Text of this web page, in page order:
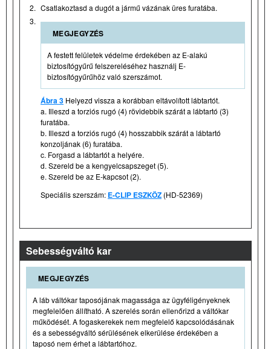
2. Csatlakoztasd a dugót a jármű vázának üres furatába.
3.
MEGJEGYZÉS
A festett felületek védelme érdekében az E-alakú
biztosítógyűrű felszereléséhez használj E-
biztosítógyűrűhöz való szerszámot.
Ábra 3 Helyezd vissza a korábban eltávolított lábtartót.
a. Illeszd a torziós rugó (4) rövidebbik szárát a lábtartó (3)
furatába.
b. Illeszd a torziós rugó (4) hosszabbik szárát a lábtartó
konzoljának (6) furatába.
c. Forgasd a lábtartót a helyére.
d. Szereld be a kengyelcsapszeget (5).
e. Szereld be az E-kapcsot (2).
Speciális szerszám: E-CLIP ESZKÖZ (HD-52369)
Sebességváltó kar
MEGJEGYZÉS
A láb váltókar taposójának magassága az ügyféligényeknek
megfelelően állítható. A szerelés során ellenőrizd a váltókar
működését. A fogaskerekek nem megfelelő kapcsolódásának
és a sebességváltó sérülésének elkerülése érdekében a
taposó nem érhet a lábtartóhoz.